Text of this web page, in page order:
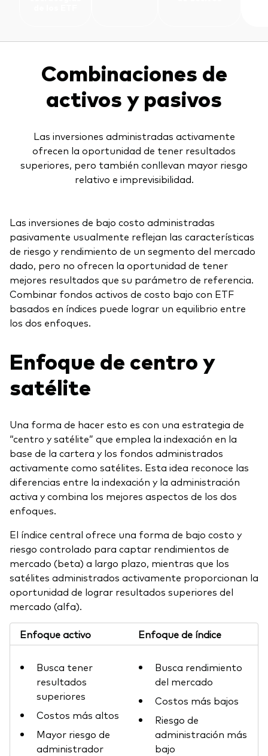
Inversiones ESG
Construcción de portafolios
Opinión de experto
Back to main menu
Información General
Gestión de la Practica
Herramientas
Portafolios Modelo Estratégicos
Otros productos
Fondos Mutuos UCITS
Combinaciones de
activos y pasivos
Las inversiones administradas activamente
ofrecen la oportunidad de tener resultados
superiores, pero también conllevan mayor riesgo
relativo e imprevisibilidad.
Las inversiones de bajo costo administradas
pasivamente usualmente reflejan las características
de riesgo y rendimiento de un segmento del mercado
dado, pero no ofrecen la oportunidad de tener
mejores resultados que su parámetro de referencia.
Combinar fondos activos de costo bajo con ETF
basados en índices puede lograr un equilibrio entre
los dos enfoques.
Enfoque de centro y
satélite
Una forma de hacer esto es con una estrategia de
“centro y satélite” que emplea la indexación en la
base de la cartera y los fondos administrados
activamente como satélites. Esta idea reconoce las
diferencias entre la indexación y la administración
activa y combina los mejores aspectos de los dos
enfoques.
El índice central ofrece una forma de bajo costo y
riesgo controlado para captar rendimientos de
mercado (beta) a largo plazo, mientras que los
satélites administrados activamente proporcionan la
oportunidad de lograr resultados superiores del
mercado (alfa).
Enfoque activo Enfoque de índice
Busca tener
resultados
superiores
Costos más altos
Mayor riesgo de
administrador
Busca rendimiento
del mercado
Costos más bajos
Riesgo de
administración más
bajo